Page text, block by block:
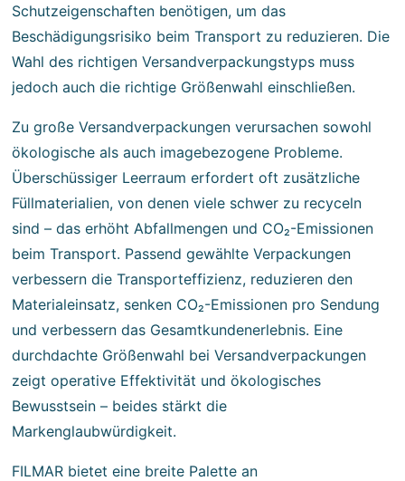
Schutzeigenschaften benötigen, um das
Beschädigungsrisiko beim Transport zu reduzieren. Die
Wahl des richtigen Versandverpackungstyps muss
jedoch auch die richtige Größenwahl einschließen.
Zu große Versandverpackungen verursachen sowohl
ökologische als auch imagebezogene Probleme.
Überschüssiger Leerraum erfordert oft zusätzliche
Füllmaterialien, von denen viele schwer zu recyceln
sind – das erhöht Abfallmengen und CO₂-Emissionen
beim Transport. Passend gewählte Verpackungen
verbessern die Transporteffizienz, reduzieren den
Materialeinsatz, senken CO₂-Emissionen pro Sendung
und verbessern das Gesamtkundenerlebnis. Eine
durchdachte Größenwahl bei Versandverpackungen
zeigt operative Effektivität und ökologisches
Bewusstsein – beides stärkt die
Markenglaubwürdigkeit.
FILMAR bietet eine breite Palette an